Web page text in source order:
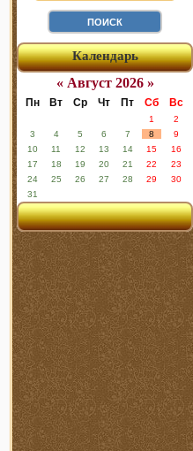
Календарь
« Август 2026 »
Пн Вт Ср Чт Пт Сб Вс
1
2
3
4 5 6 7 8
9
10
11 12 13 14 15
16
17
18 19 20 21 22
23
24
25 26 27 28 29
30
31